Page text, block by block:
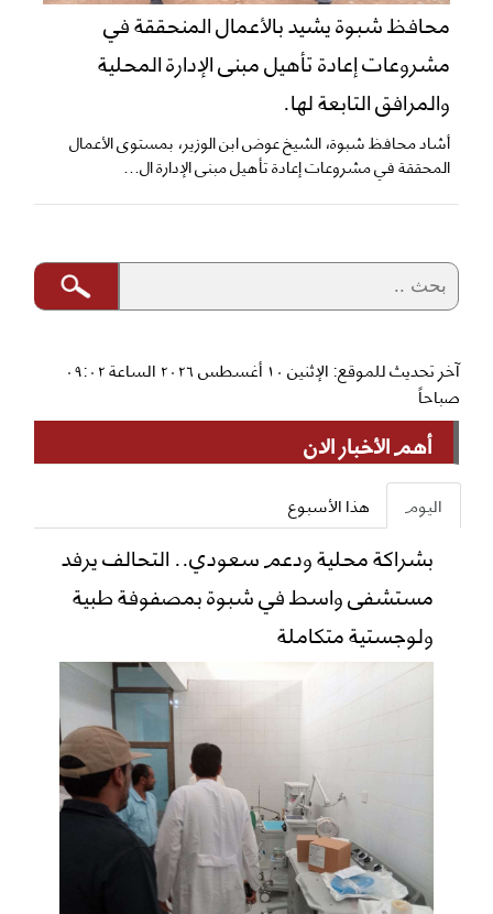
محافظ شبوة يشيد بالأعمال المنحققة في
مشروعات إعادة تأهيل مبنى الإدارة المحلية
والمرافق التابعة لها.
أشاد محافظ شبوة، الشيخ عوض ابن الوزير، بمستوى الأعمال
المحققة في مشروعات إعادة تأهيل مبنى الإدارة ال...
آخر تحديث للموقع: الإثنين ١٠ أغسطس ٢٠٢٦ الساعة ٠٩:٠٢
صباحاً
أهم الأخبار الان
اليوم هذا الأسبوع
بشراكة محلية ودعم سعودي.. التحالف يرفد
مستشفى واسط في شبوة بمصفوفة طبية
ولوجستية متكاملة